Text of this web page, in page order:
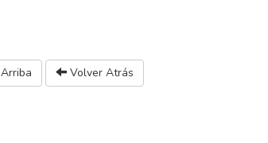
Arriba Volver Atrás